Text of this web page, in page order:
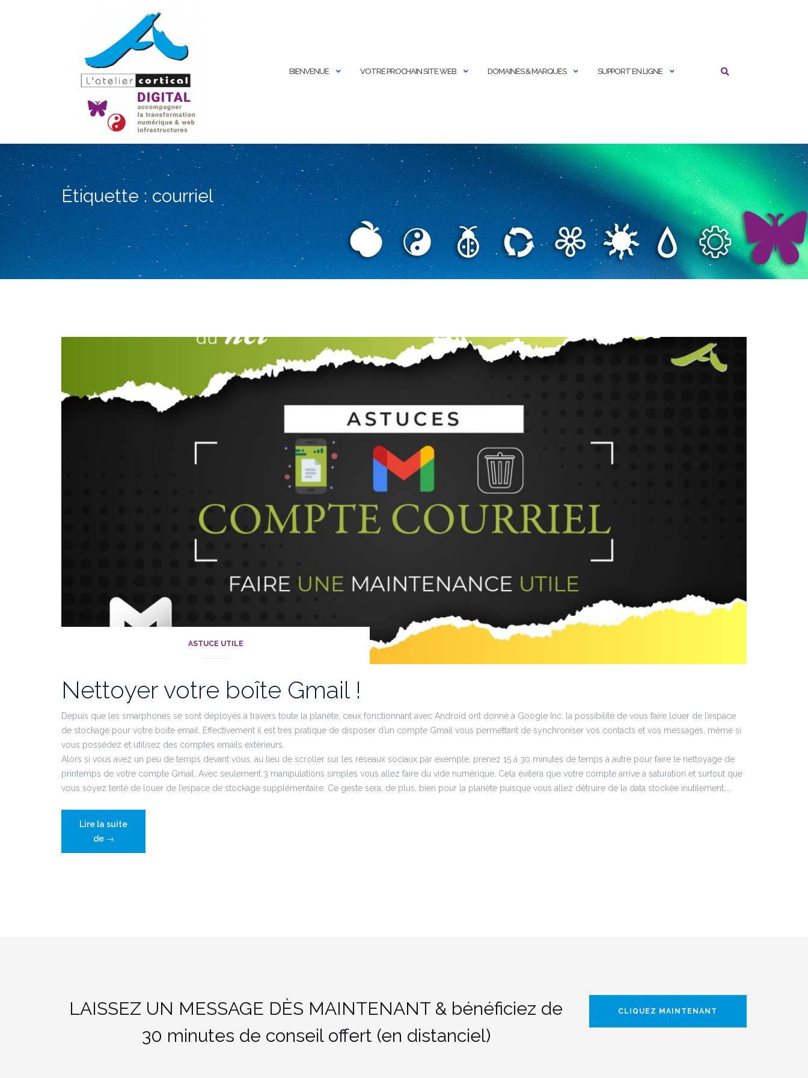
BIENVENUE VOTRE PROCHAIN SITE WEB DOMAINES & MARQUES SUPPORT EN LIGNE
Étiquette :courriel
ASTUCE UTILE
Nettoyer votre boîte Gmail !
Depuis que les smarphones se sont déployés à travers toute la planète, ceux fonctionnant avec Android ont donné à Google Inc. la possibilité de vous faire louer de l’espace
de stockage pour votre boite email. Effectivement il est très pratique de disposer d’un compte Gmail vous permettant de synchroniser vos contacts et vos messages, même si
vous possédez et utilisez des comptes emails extérieurs.
Alors si vous avez un peu de temps devant vous, au lieu de scroller sur les réseaux sociaux par exemple, prenez 15 à 30 minutes de temps à autre pour faire le nettoyage de
printemps de votre compte Gmail. Avec seulement 3 manipulations simples vous allez faire du vide numérique. Cela évitera que votre compte arrive à saturation et surtout que
vous soyez tenté de louer de l’espace de stockage supplémentaire. Ce geste sera, de plus, bien pour la planète puisque vous allez détruire de la data stockée inutilement…..
Lire la suite
de « Nettoyer
votre
→
LAISSEZ UN MESSAGE DÈS MAINTENANT & bénéficiez de
30 minutes de conseil offert (en distanciel)
CLIQUEZ MAINTENANT